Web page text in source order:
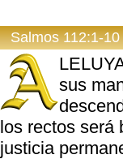
Salmos 112:1-
sus
los rectos será
justicia